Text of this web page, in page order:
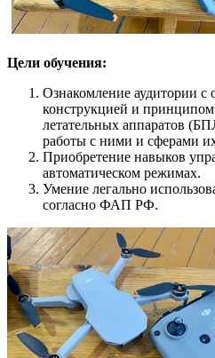
Цели обучения:
Ознакомление аудитории
конструкцией и
летательных аппаратов
работы с ними и сферами
Приобретение навыков
автоматическом режимах.
Умение легально
согласно ФАП РФ.